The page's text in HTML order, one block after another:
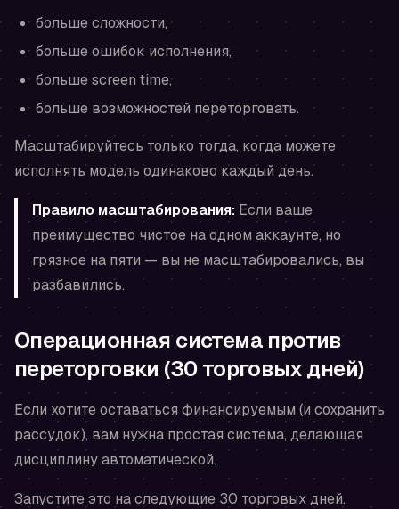
больше сложности,
больше ошибок исполнения,
больше screen time,
больше возможностей переторговать.
Масштабируйтесь только тогда, когда можете
исполнять модель одинаково каждый день.
Правило масштабирования: Если ваше
преимущество чистое на одном аккаунте, но
грязное на пяти — вы не масштабировались, вы
разбавились.
Операционная система против
переторговки (30 торговых дней)
Если хотите оставаться финансируемым (и сохранить
рассудок), вам нужна простая система, делающая
дисциплину автоматической.
Запустите это на следующие 30 торговых дней.